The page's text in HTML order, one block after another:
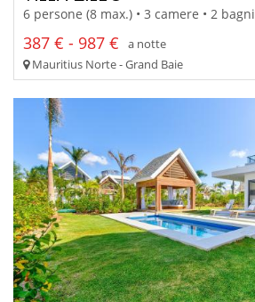
6 persone (8 max.) • 3 camere • 2 bagni
387 € - 987 €
a notte
Mauritius Norte - Grand Baie